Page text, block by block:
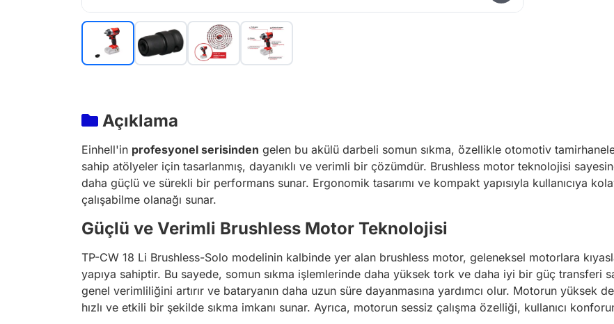
Açıklama
Einhell'in profesyonel serisinden gelen bu akülü darbeli somun sıkma, özellikle otomotiv
sahip atölyeler için tasarlanmış, dayanıklı ve verimli bir çözümdür. Brushless motor teknolojisi
daha güçlü ve sürekli bir performans sunar. Ergonomik tasarımı ve kompakt yapısıyla kullanıcıya
çalışabilme olanağı sunar.
Güçlü ve Verimli Brushless Motor Teknolojisi
TP-CW 18 Li Brushless-Solo modelinin kalbinde yer alan brushless motor, geleneksel motorlara
yapıya sahiptir. Bu sayede, somun sıkma işlemlerinde daha yüksek tork ve daha iyi bir güç transferi
genel verimliliğini artırır ve bataryanın daha uzun süre dayanmasına yardımcı olur. Motorun yüksek
hızlı ve etkili bir şekilde sıkma imkanı sunar. Ayrıca, motorun sessiz çalışma özelliği, kullanıcı